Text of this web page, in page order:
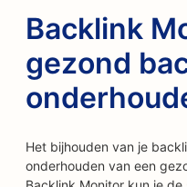
Backlink
gezond
Het bijhouden van je
onderhouden van een